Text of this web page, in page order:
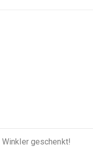
geschenkt!